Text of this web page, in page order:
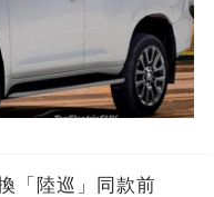
「陸巡」同款前